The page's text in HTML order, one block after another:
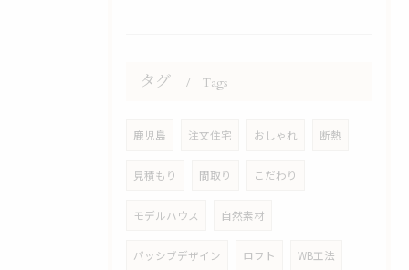
タグ Tags
鹿児島 注文住宅 おしゃれ 断熱
見積もり 間取り こだわり
モデルハウス 自然素材
パッシブデザイン ロフト WB工法